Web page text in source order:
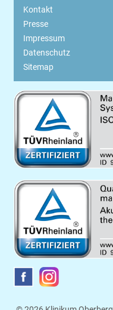
Kontakt
Presse
Impressum
Datenschutz
Sitemap